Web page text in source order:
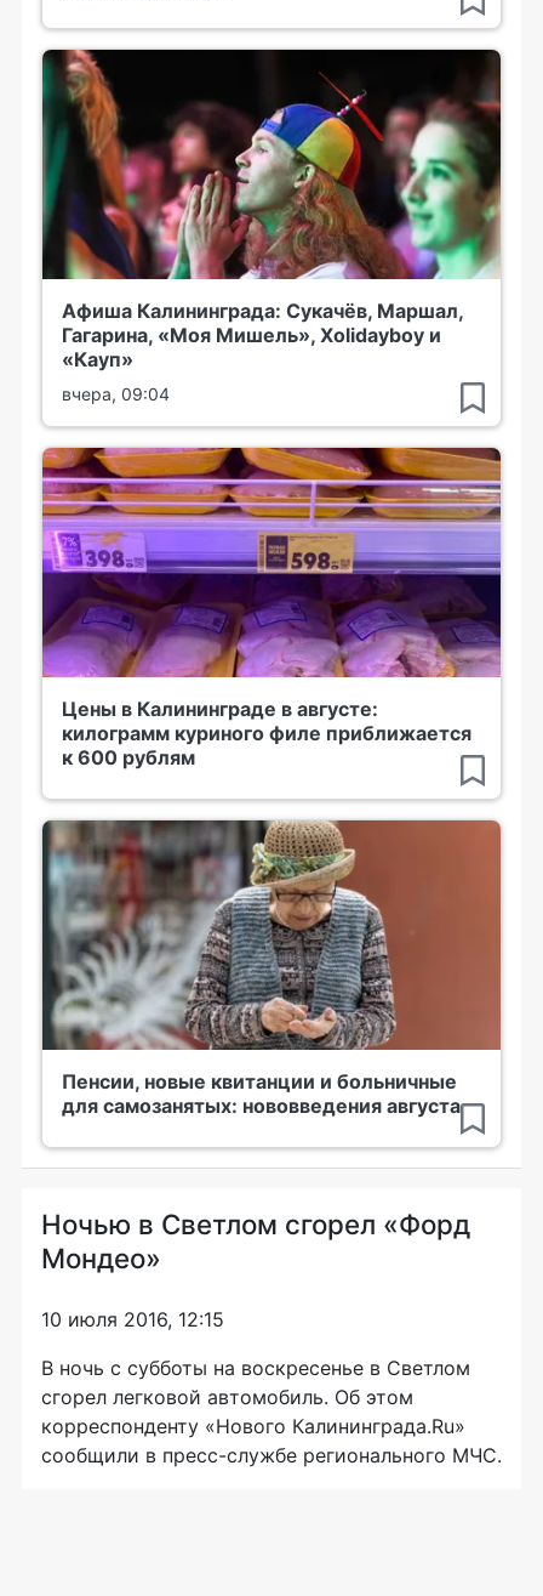
Афиша Калининграда: Сукачёв, Маршал,
Гагарина, «Моя Мишель», Xolidayboy и
«Кауп»
вчера, 09:04
Цены в Калининграде в августе:
килограмм куриного филе приближается
к 600 рублям
Пенсии, новые квитанции и больничные
для самозанятых: нововведения августа
Ночью в Светлом сгорел «Форд
Мондео»
10 июля 2016, 12:15
В ночь с субботы на воскресенье в Светлом
сгорел легковой автомобиль. Об этом
корреспонденту «Нового Калининграда.Ru»
сообщили в пресс-службе регионального МЧС.